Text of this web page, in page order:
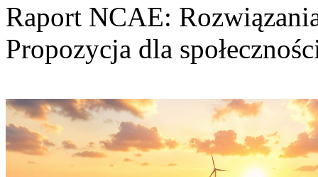
Raport NCAE:
Propozycja dla